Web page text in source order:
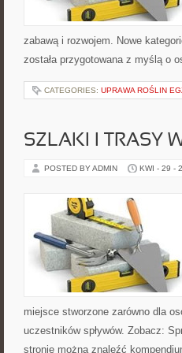
zabawą i rozwojem. Nowe
została przygotowana z myślą o
CATEGORIES: UPRAWA ROŚLIN
SZLAKI I TRASY
POSTED BY ADMIN KWI - 29 -
miejsce stworzone zarówno dla
uczestników spływów. Zobacz:
stronie można znaleźć